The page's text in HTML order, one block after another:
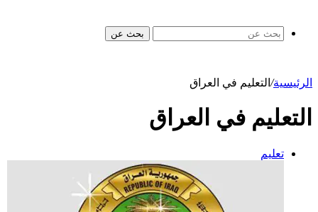
بحث عن
الرئيسية/ التعليم في العراق
التعليم في العراق
تعليم